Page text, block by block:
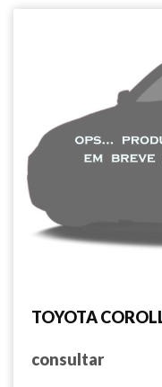
TOYOTA
consultar